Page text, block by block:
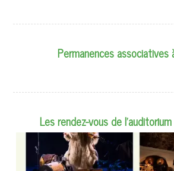
Permanences associatives
Les rendez-vous de